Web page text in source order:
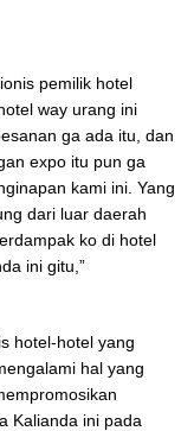
pemilik hotel
way urang ini
ga ada itu, dan
expo itu pun ga
kami ini. Yang
dari luar daerah
ko di hotel
ini gitu,”
hotel-hotel yang
hal yang
Kalianda ini pada